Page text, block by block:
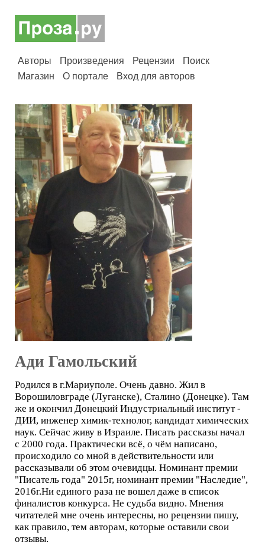
Авторы Произведения Рецензии
Поиск
Магазин
О портале Вход для авторов
Ади Гамольский
Родился в г.Мариуполе. Очень давно. Жил в
Ворошиловграде (Луганске), Сталино (Донецке). Там
же и окончил Донецкий Индустриальный институт -
ДИИ, инженер химик-технолог, кандидат химических
наук. Сейчас живу в Израиле. Писать рассказы начал
с 2000 года. Практически всё, о чём написано,
происходило со мной в действительности или
рассказывали об этом очевидцы. Номинант премии
"Писатель года" 2015г, номинант премии "Наследие",
2016г.Ни единого раза не вошел даже в список
финалистов конкурса. Не судьба видно. Мнения
читателей мне очень интересны, но рецензии пишу,
как правило, тем авторам, которые оставили свои
отзывы.